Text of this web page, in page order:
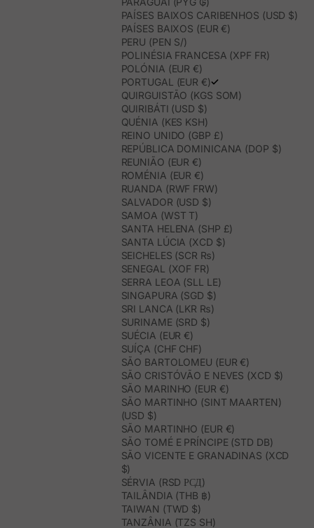
PAÍSES BAIXOS CARIBENHOS (USD $)
PAÍSES BAIXOS (EUR €)
PERU (PEN S/)
POLINÉSIA FRANCESA (XPF FR)
POLÓNIA (EUR €)
PORTUGAL (EUR €)
QUIRGUISTÃO (KGS SOM)
QUIRIBÁTI (USD $)
QUÉNIA (KES KSH)
REINO UNIDO (GBP £)
REPÚBLICA DOMINICANA (DOP $)
REUNIÃO (EUR €)
ROMÉNIA (EUR €)
RUANDA (RWF FRW)
SALVADOR (USD $)
SAMOA (WST T)
SANTA HELENA (SHP £)
SANTA LÚCIA (XCD $)
SEICHELES (SCR ₨)
SENEGAL (XOF FR)
SERRA LEOA (SLL LE)
SINGAPURA (SGD $)
SRI LANCA (LKR ₨)
SURINAME (SRD $)
SUÉCIA (EUR €)
SUÍÇA (CHF CHF)
SÃO BARTOLOMEU (EUR €)
SÃO CRISTÓVÃO E NEVES (XCD $)
SÃO MARINHO (EUR €)
SÃO MARTINHO (SINT MAARTEN)
(USD $)
SÃO MARTINHO (EUR €)
SÃO TOMÉ E PRÍNCIPE (STD DB)
SÃO VICENTE E GRANADINAS (XCD
$)
SÉRVIA (RSD РСД)
TAILÂNDIA (THB ฿)
TAIWAN (TWD $)
TANZÂNIA (TZS SH)